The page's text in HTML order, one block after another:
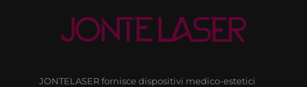
JONTELASER fornisce dispositivi medico-estetici